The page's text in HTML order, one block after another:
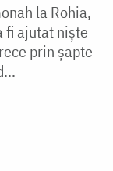
la Rohia,
fi ajutat niște
prin șapte